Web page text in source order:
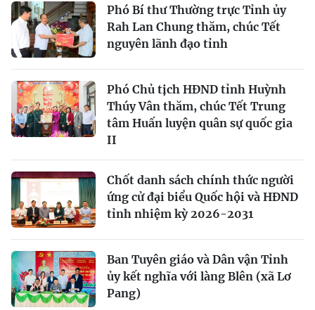
Phó Bí thư Thường trực Tỉnh ủy
Rah Lan Chung thăm, chúc Tết
nguyên lãnh đạo tỉnh
Phó Chủ tịch HĐND tỉnh Huỳnh
Thúy Vân thăm, chúc Tết Trung
tâm Huấn luyện quân sự quốc gia
II
Chốt danh sách chính thức người
ứng cử đại biểu Quốc hội và HĐND
tỉnh nhiệm kỳ 2026-2031
Ban Tuyên giáo và Dân vận Tỉnh
ủy kết nghĩa với làng Blên (xã Lơ
Pang)